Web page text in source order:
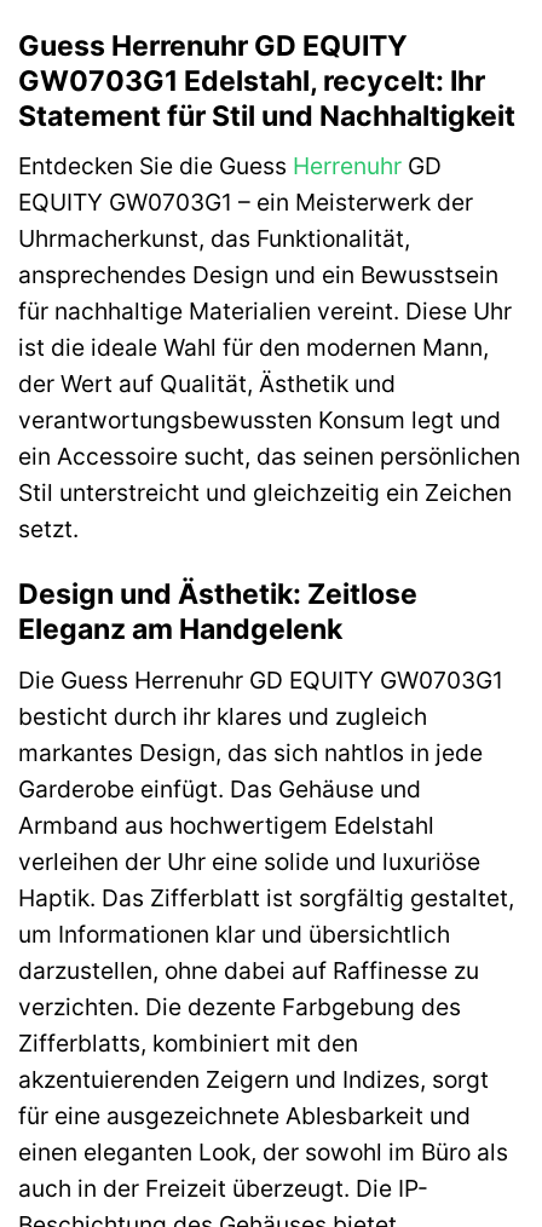
Guess Herrenuhr GD EQUITY
GW0703G1 Edelstahl, recycelt: Ihr
Statement für Stil und Nachhaltigkeit
Entdecken Sie die Guess Herrenuhr GD
EQUITY GW0703G1 – ein Meisterwerk der
Uhrmacherkunst, das Funktionalität,
ansprechendes Design und ein Bewusstsein
für nachhaltige Materialien vereint. Diese Uhr
ist die ideale Wahl für den modernen Mann,
der Wert auf Qualität, Ästhetik und
verantwortungsbewussten Konsum legt und
ein Accessoire sucht, das seinen persönlichen
Stil unterstreicht und gleichzeitig ein Zeichen
setzt.
Design und Ästhetik: Zeitlose
Eleganz am Handgelenk
Die Guess Herrenuhr GD EQUITY GW0703G1
besticht durch ihr klares und zugleich
markantes Design, das sich nahtlos in jede
Garderobe einfügt. Das Gehäuse und
Armband aus hochwertigem Edelstahl
verleihen der Uhr eine solide und luxuriöse
Haptik. Das Zifferblatt ist sorgfältig gestaltet,
um Informationen klar und übersichtlich
darzustellen, ohne dabei auf Raffinesse zu
verzichten. Die dezente Farbgebung des
Zifferblatts, kombiniert mit den
akzentuierenden Zeigern und Indizes, sorgt
für eine ausgezeichnete Ablesbarkeit und
einen eleganten Look, der sowohl im Büro als
auch in der Freizeit überzeugt. Die IP-